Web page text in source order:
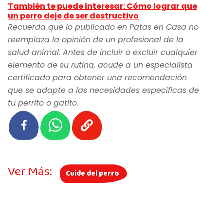
También te puede interesar: Cómo lograr que
un perro deje de ser destructivo
Recuerda que lo publicado en Patas en Casa no
reemplaza la opinión de un profesional de la
salud animal. Antes de incluir o excluir cualquier
elemento de su rutina, acude a un especialista
certificado para obtener una recomendación
que se adapte a las necesidades específicas de
tu perrito o gatito.
Ver Más: Cuide del perro